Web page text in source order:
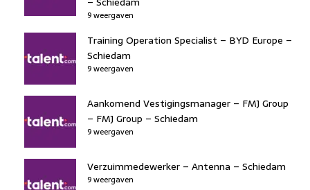
9 weergaven
Training Operation Specialist – BYD Europe –
Schiedam
9 weergaven
Aankomend Vestigingsmanager – FMJ Group
– FMJ Group – Schiedam
9 weergaven
Verzuimmedewerker – Antenna – Schiedam
9 weergaven